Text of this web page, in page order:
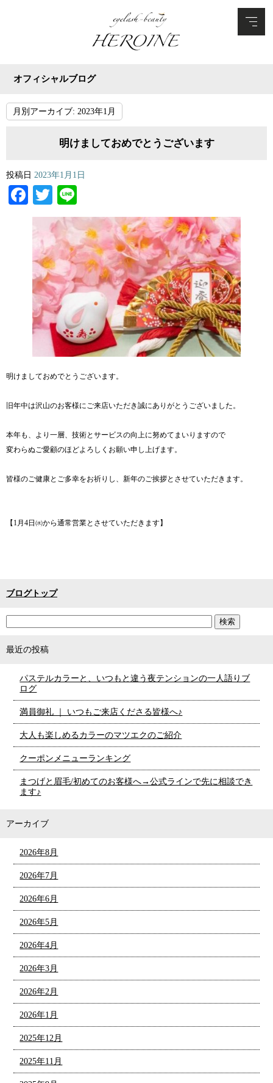
オフィシャルブログ
月別アーカイブ: 2023年1月
明けましておめでとうございます
投稿日 2023年1月1日
Facebook
Twitter
明けましておめでとうございます。
旧年中は沢山のお客様にご来店いただき誠にありがとうございました。
本年も、より一層、技術とサービスの向上に努めてまいりますので
変わらぬご愛顧のほどよろしくお願い申し上げます。
皆様のご健康とご多幸をお祈りし、新年のご挨拶とさせていただきます。
【1月4日㈬から通常営業とさせていただきます】
ブログトップ
最近の投稿
パステルカラーと、いつもと違う夜テンションの一人語りブ
ログ
満員御礼 ｜ いつもご来店くださる皆様へ♪
大人も楽しめるカラーのマツエクのご紹介
クーポンメニューランキング
まつげと眉毛/初めてのお客様へ→公式ラインで先に相談でき
ます♪
アーカイブ
2026年8月
2026年7月
2026年6月
2026年5月
2026年4月
2026年3月
2026年2月
2026年1月
2025年12月
2025年11月